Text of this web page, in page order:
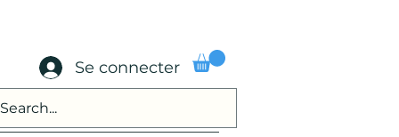
Se connecter